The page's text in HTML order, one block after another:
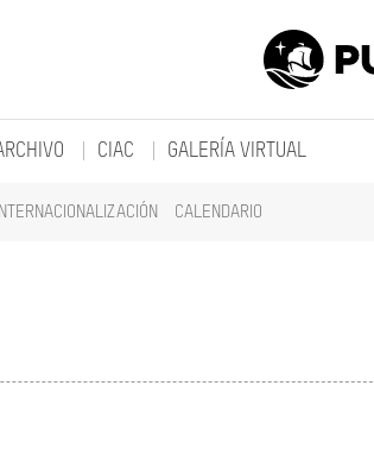
INTERNACIONALIZACIÓN CALENDARIO
CIAC GALERÍA VIRTUAL